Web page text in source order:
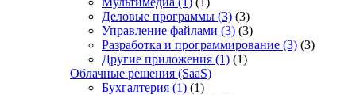
Деловые программы (3) (3)
Управление файлами (3) (3)
Разработка и программирование (3) (3)
Другие приложения (1) (1)
Облачные решения (SaaS)
Бухгалтерия (1) (1)